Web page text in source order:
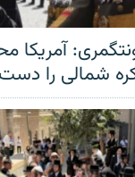
آمریکا
شمالی را